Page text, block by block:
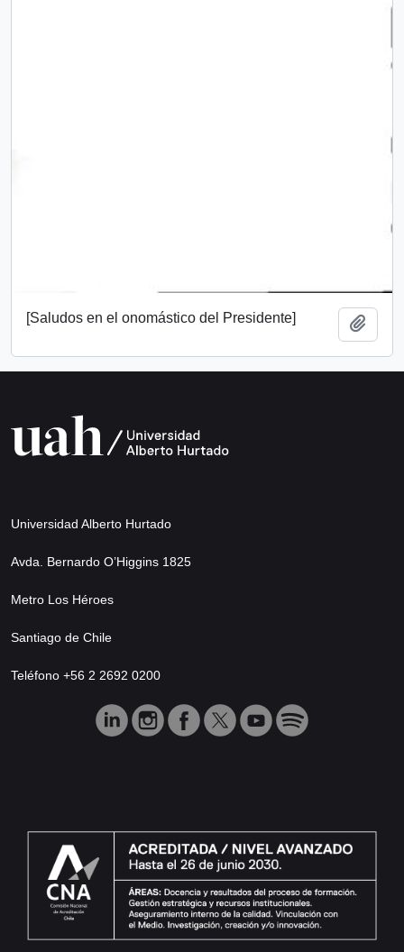
[Saludos en el onomástico del Presidente]
Universidad Alberto Hurtado
Avda. Bernardo O’Higgins 1825
Metro Los Héroes
Santiago de Chile
Teléfono +56 2 2692 0200